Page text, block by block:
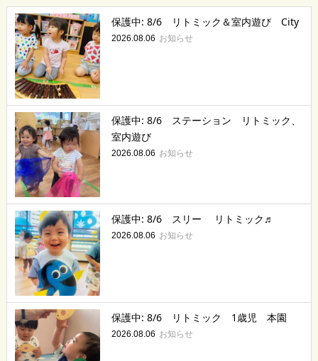
保護中: 8/6 リトミック＆室内遊び City
2026.08.06 お知らせ
保護中: 8/6 ステーション リトミック、
室内遊び
2026.08.06 お知らせ
保護中: 8/6 スリー リトミック♬
2026.08.06 お知らせ
保護中: 8/6 リトミック 1歳児 本園
2026.08.06 お知らせ